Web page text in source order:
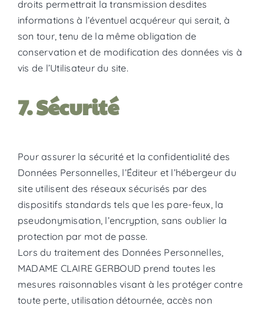
droits permettrait la transmission desdites
informations à l’éventuel acquéreur qui serait, à
son tour, tenu de la même obligation de
conservation et de modification des données vis à
vis de l’Utilisateur du site.
7. Sécurité
Pour assurer la sécurité et la confidentialité des
Données Personnelles, l’Éditeur et l’hébergeur du
site utilisent des réseaux sécurisés par des
dispositifs standards tels que les pare-feux, la
pseudonymisation, l’encryption, sans oublier la
protection par mot de passe.
Lors du traitement des Données Personnelles,
MADAME CLAIRE GERBOUD prend toutes les
mesures raisonnables visant à les protéger contre
toute perte, utilisation détournée, accès non